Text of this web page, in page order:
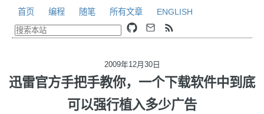
首页 编程 随笔 所有文章 ENGLISH
2009年12月30日
迅雷官方手把手教你，一个下载软件中到底
可以强行植入多少广告